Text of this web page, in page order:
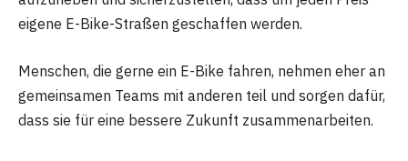
eigene E-Bike-Straßen geschaffen werden.
Menschen, die gerne ein E-Bike fahren, nehmen eher an
gemeinsamen Teams mit anderen teil und sorgen dafür,
dass sie für eine bessere Zukunft zusammenarbeiten.